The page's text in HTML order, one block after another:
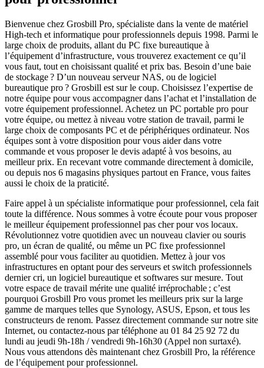
Bienvenue chez Grosbill Pro, spécialiste dans la vente de matériel
High-tech et informatique pour professionnels depuis 1998. Parmi le
large choix de produits, allant du PC fixe bureautique à
l’équipement d’infrastructure, vous trouverez exactement ce qu’il
vous faut, tout en choisissant qualité et prix bas. Besoin d’une baie
de stockage ? D’un nouveau serveur NAS, ou de logiciel
bureautique pro ? Grosbill est sur le coup. Choisissez l’expertise de
notre équipe pour vous accompagner dans l’achat et l’installation de
votre équipement professionnel. Achetez un PC portable pro pour
votre équipe, ou mettez à niveau votre station de travail, parmi le
large choix de composants PC et de périphériques ordinateur. Nos
équipes sont à votre disposition pour vous aider dans votre
commande et vous proposer le devis adapté à vos besoins, au
meilleur prix. En recevant votre commande directement à domicile,
ou depuis nos 6 magasins physiques partout en France, vous faites
aussi le choix de la praticité.
Faire appel à un spécialiste informatique pour professionnel, cela fait
toute la différence. Nous sommes à votre écoute pour vous proposer
le meilleur équipement professionnel pas cher pour vos locaux.
Révolutionnez votre quotidien avec un nouveau clavier ou souris
pro, un écran de qualité, ou même un PC fixe professionnel
assemblé pour vous faciliter au quotidien. Mettez à jour vos
infrastructures en optant pour des serveurs et switch professionnels
dernier cri, un logiciel bureautique et softwares sur mesure. Tout
votre espace de travail mérite une qualité irréprochable ; c’est
pourquoi Grosbill Pro vous promet les meilleurs prix sur la large
gamme de marques telles que Synology, ASUS, Epson, et tous les
constructeurs de renom. Passez directement commande sur notre site
Internet, ou contactez-nous par téléphone au 01 84 25 92 72 du
lundi au jeudi 9h-18h / vendredi 9h-16h30 (Appel non surtaxé).
Nous vous attendons dès maintenant chez Grosbill Pro, la référence
de l’équipement pour professionnel.